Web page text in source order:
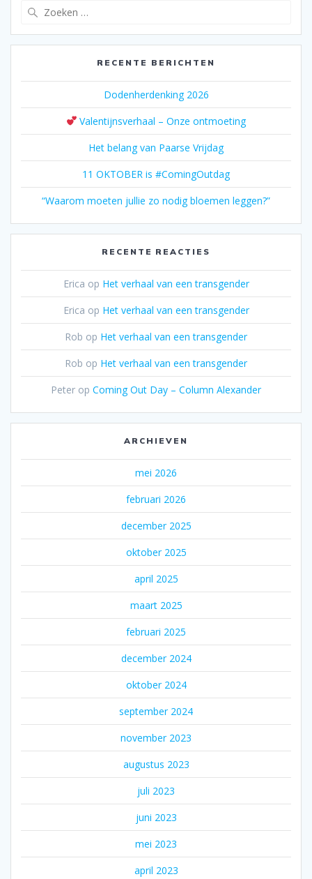
RECENTE BERICHTEN
Dodenherdenking 2026
Valentijnsverhaal – Onze ontmoeting
Het belang van Paarse Vrijdag
11 OKTOBER is #ComingOutdag
“Waarom moeten jullie zo nodig bloemen leggen?”
RECENTE REACTIES
Erica op Het verhaal van een transgender
Erica op Het verhaal van een transgender
Rob op Het verhaal van een transgender
Rob op Het verhaal van een transgender
Peter op Coming Out Day – Column Alexander
ARCHIEVEN
mei 2026
februari 2026
december 2025
oktober 2025
april 2025
maart 2025
februari 2025
december 2024
oktober 2024
september 2024
november 2023
augustus 2023
juli 2023
juni 2023
mei 2023
april 2023